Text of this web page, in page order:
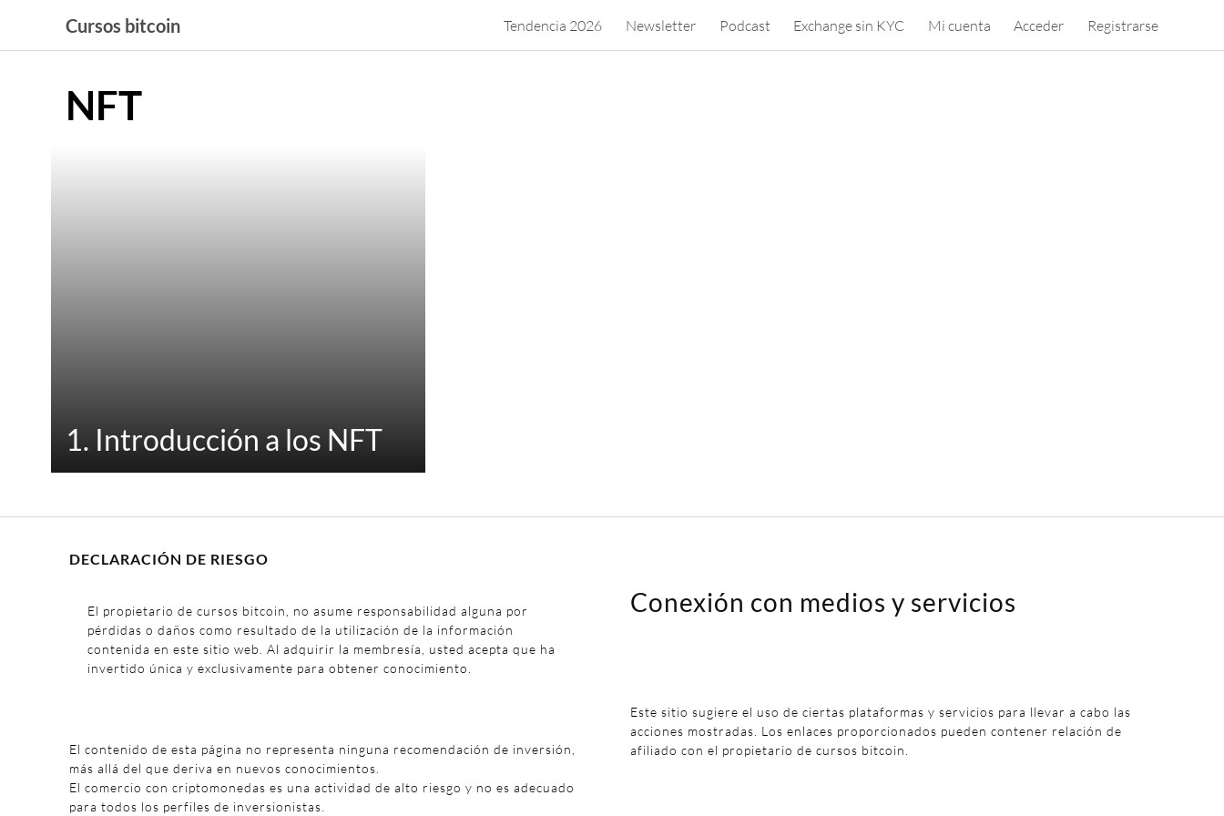
contenido
Cursos bitcoin Tendencia 2026 Newsletter Podcast Exchange sin KYC Mi cuenta Acceder Registrarse
NFT
1. Introducción a los NFT
DECLARACIÓN DE RIESGO
El propietario de cursos bitcoin, no asume responsabilidad alguna por
pérdidas o daños como resultado de la utilización de la información
contenida en este sitio web. Al adquirir la membresía, usted acepta que ha
invertido única y exclusivamente para obtener conocimiento.
El contenido de esta página no representa ninguna recomendación de inversión,
más allá del que deriva en nuevos conocimientos.
El comercio con criptomonedas es una actividad de alto riesgo y no es adecuado
para todos los perfiles de inversionistas.
Conexión con medios y servicios
Este sitio sugiere el uso de ciertas plataformas y servicios para llevar a cabo las
acciones mostradas. Los enlaces proporcionados pueden contener relación de
afiliado con el propietario de cursos bitcoin.